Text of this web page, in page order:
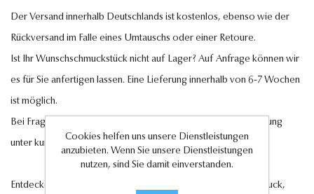
Der Versand innerhalb Deutschlands ist kostenlos, ebenso wie der
Rückversand im Falle eines Umtauschs oder einer Retoure.
Ist Ihr Wunschschmuckstück nicht auf Lager? Auf Anfrage können wir
es für Sie anfertigen lassen. Eine Lieferung innerhalb von 6-7 Wochen
ist möglich.
Bei Fragen steht Ihnen unser Kundenservice gerne zur Verfügung
unter kundenservice@antwerp-diamonds.de.
Entdecken Sie jetzt unsere exquisite Auswahl an Diamantschmuck,
Cookies helfen uns unsere Dienstleistungen
anzubieten. Wenn Sie unsere Dienstleistungen
nutzen, sind Sie damit einverstanden.